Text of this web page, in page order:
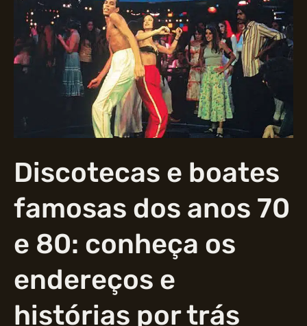
Discotecas e boates
famosas dos anos 70
e 80: conheça os
endereços e
histórias por trás